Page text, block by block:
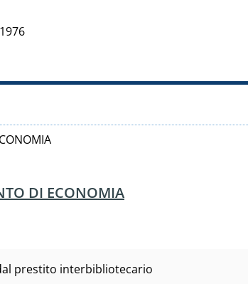
1976
DI ECONOMIA
prestito interbibliotecario